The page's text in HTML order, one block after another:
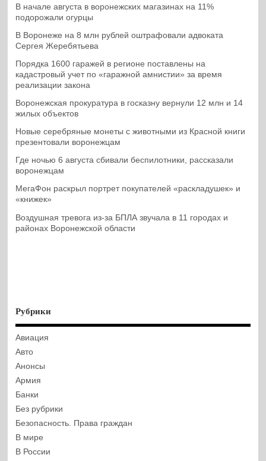
В начале августа в воронежских магазинах на 11%
подорожали огурцы
В Воронеже на 8 млн рублей оштрафовали адвоката
Сергея Жеребятьева
Порядка 1600 гаражей в регионе поставлены на
кадастровый учет по «гаражной амнистии» за время
реализации закона
Воронежская прокуратура в госказну вернули 12 млн и 14
жилых объектов
Новые серебряные монеты с животными из Красной книги
презентовали воронежцам
Где ночью 6 августа сбивали беспилотники, рассказали
воронежцам
МегаФон раскрыл портрет покупателей «раскладушек» и
«книжек»
Воздушная тревога из-за БПЛА звучала в 11 городах и
районах Воронежской области
Рубрики
Авиация
Авто
Анонсы
Армия
Банки
Без рубрики
Безопасность. Права граждан
В мире
В России